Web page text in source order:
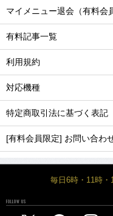
マイメニュー退会（有料会
有料記事一覧
利用規約
対応機種
特定商取引法に基づく表記
[有料会員限定] お問い合わ
毎日6時・11時
FOLLOW US